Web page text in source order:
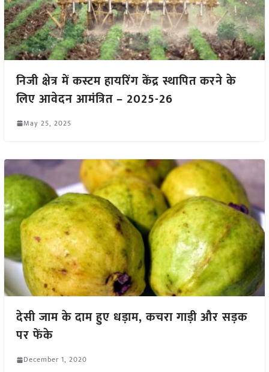
निजी क्षेत्र में कस्टम हायरिंग केंद्र स्थापित करने के
लिए आवेदन आमंत्रित – 2025-26
May 25, 2025
देसी जाम के दाम हुए धड़ाम, कचरा गाड़ी और सड़क
पर फेंके
December 1, 2020